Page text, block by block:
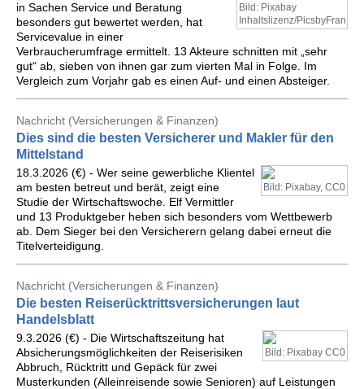
Bild: Pixabay
Inhaltslizenz/PicsbyFran
in Sachen Service und Beratung
besonders gut bewertet werden, hat
Servicevalue in einer
Verbraucherumfrage ermittelt. 13 Akteure schnitten mit „sehr
gut“ ab, sieben von ihnen gar zum vierten Mal in Folge. Im
Vergleich zum Vorjahr gab es einen Auf- und einen Absteiger.
Nachricht (Versicherungen & Finanzen)
Dies sind die besten Versicherer und Makler für den
Mittelstand
Bild: Pixabay, CC0
18.3.2026 (€) - Wer seine gewerbliche Klientel
am besten betreut und berät, zeigt eine
Studie der Wirtschaftswoche. Elf Vermittler
und 13 Produktgeber heben sich besonders vom Wettbewerb
ab. Dem Sieger bei den Versicherern gelang dabei erneut die
Titelverteidigung.
Nachricht (Versicherungen & Finanzen)
Die besten Reiserücktrittsversicherungen laut
Handelsblatt
Bild: Pixabay CC0
9.3.2026 (€) - Die Wirtschaftszeitung hat
Absicherungsmöglichkeiten der Reiserisiken
Abbruch, Rücktritt und Gepäck für zwei
Musterkunden (Alleinreisende sowie Senioren) auf Leistungen